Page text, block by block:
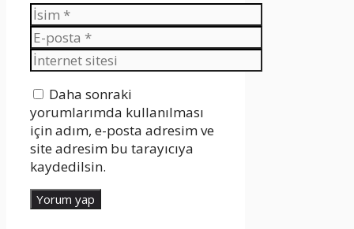
İsim
E-
posta
İnternet
sitesi
Daha sonraki
yorumlarımda kullanılması
için adım, e-posta adresim ve
site adresim bu tarayıcıya
kaydedilsin.